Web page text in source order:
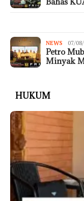
NEWS 07/
Petro
Minyak
HUKUM